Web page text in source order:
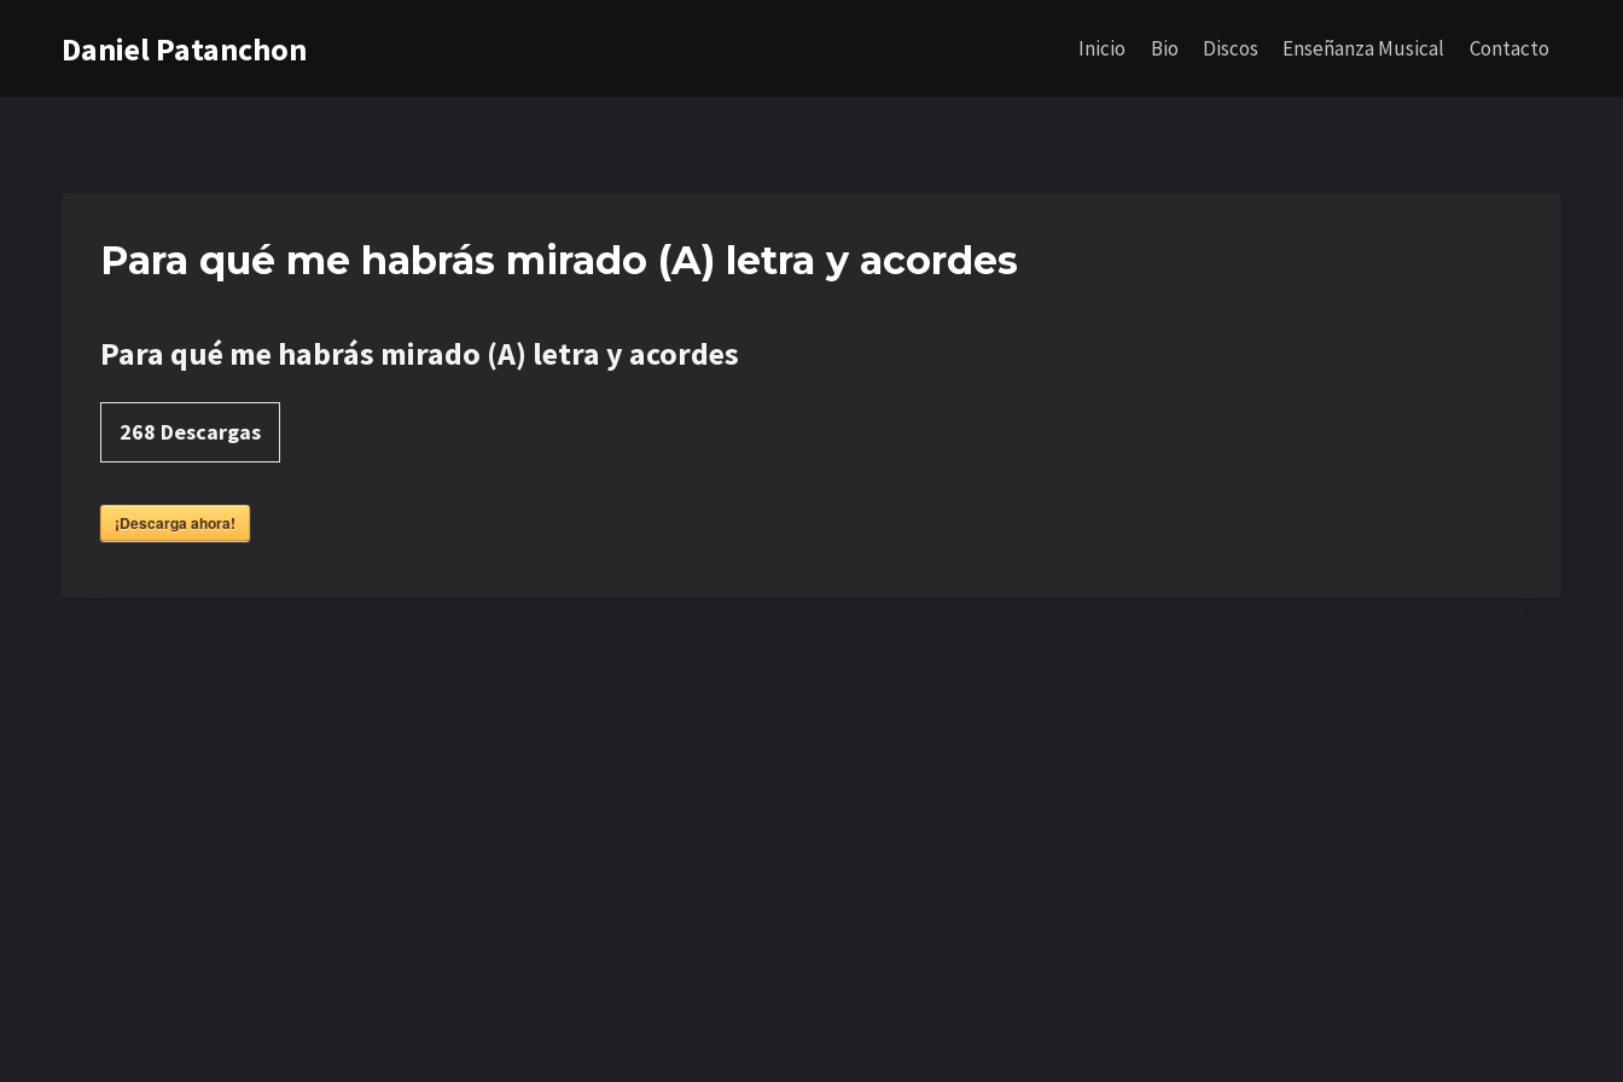
Daniel Patanchon Inicio Bio Discos Enseñanza Musical Contacto
Para qué me habrás mirado (A) letra y acordes
Para qué me habrás mirado (A) letra y acordes
268 Descargas
¡Descarga ahora!